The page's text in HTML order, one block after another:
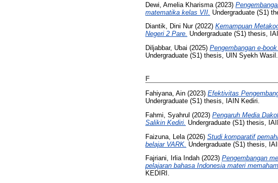
Dewi, Amelia Kharisma (2023)
matematika kelas VII. Undergraduate (S1)
Diantik, Dini Nur(2022) Kemampuan
Negeri 2 Pare. Undergraduate (S1) thesis,
Diljabbar, Ubai (2025) Pengembangan e-
Undergraduate (S1) thesis, UIN Syekh Wasil.
F
Fahiyana, Ain (2023) Efektivitas
Undergraduate (S1) thesis, IAIN Kediri.
Fahmi, Syahrul (2023) Pengaruh Media
Salikin Kediri. Undergraduate (S1) thesis,
Faizuna, Lela (2026) Studi komparatif
belajar VARK. Undergraduate (S1) thesis,
Fajriani, Irlia Indah (2023) Pengembangan
pelajaran bahasa Indonesia materi
KEDIRI.